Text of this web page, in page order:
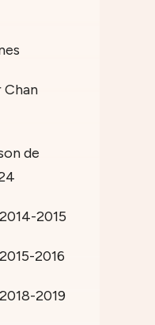
Chan
de
2015
2016
2019